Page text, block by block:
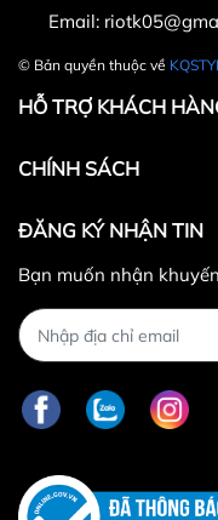
Email:
© Bản quyền thuộc về
HỖ TRỢ KHÁCH
CHÍNH SÁCH
ĐĂNG KÝ NHẬN TIN
Bạn muốn nhận